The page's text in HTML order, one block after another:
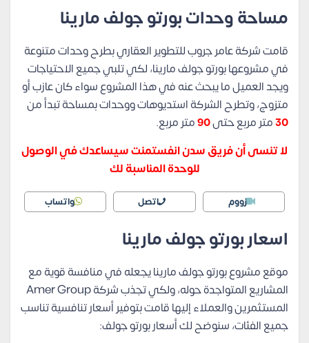
مساحة وحدات بورتو جولف مارينا
قامت شركة عامر جروب للتطوير العقاري بطرح وحدات متنوعة
في مشروعها بورتو جولف مارينا، لكي تلبي جميع الاحتياجات
ويجد العميل ما يبحث عنه في هذا المشروع سواء كان عازب أو
متزوج، وتطرح الشركة استديوهات ووحدات بمساحة تبدأ من
30متر مربع حتى90متر مربع.
لا تنسى أن فريق سدن انفستمنت سيساعدك في الوصول
للوحدة المناسبة لك
زووم اتصل واتساب
اسعار بورتو جولف مارينا
موقع مشروع بورتو جولف مارينا يجعله في منافسة قوية مع
المشاريع المتواجدة حوله، ولكي تجذب شركة Amer Group
المستثمرين والعملاء إليها قامت بتوفير أسعار تنافسية تناسب
جميع الفئات، سنوضح لك أسعار بورتو جولف: